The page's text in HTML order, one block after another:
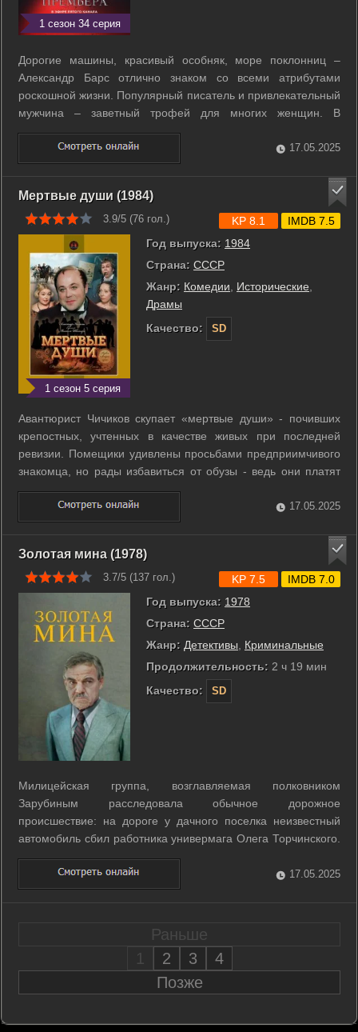
1 сезон 34 серия
Дорогие машины, красивый особняк, море поклонниц –
Александр Барс отлично знаком со всеми атрибутами
роскошной жизни. Популярный писатель и привлекательный
мужчина – заветный трофей для многих женщин. В
настоящее время он живет в загородном доме вместе с
матерью – Дианой Валентиновной и дочерью, за его
плечами два брака, растущие тиражи ...
17.05.2025
Мертвые души (1984)
3.9/5 (76 гол.)
1 сезон 5 серия
Год выпуска: 1984
Страна: СССР
Жанр: Комедии, Исторические,
Драмы
Качество:
SD
KP 8.1 IMDB 7.5
Авантюрист Чичиков скупает «мертвые души» - почивших
крепостных, учтенных в качестве живых при последней
ревизии. Помещики удивлены просьбами предприимчивого
знакомца, но рады избавиться от обузы - ведь они платят
налоги за учтенных в ревизских сказках крестьян как за
живых. В дальнейшем Павел Иванович планирует
совершить с купчими ряд махинаций и ...
17.05.2025
Золотая мина (1978)
3.7/5 (137 гол.)
Год выпуска: 1978
Страна: СССР
Жанр: Детективы
Криминальные
Продолжительность: 2 ч 19 мин
Качество:
SD
KP 7.5 IMDB 7.0
Милицейская группа, возглавляемая полковником
Зарубиным расследовала обычное дорожное
происшествие: на дороге у дачного поселка неизвестный
автомобиль сбил работника универмага Олега Торчинского.
А через пару дней архитектор Дроздовский обратился в
милицию с заявлением, что кто-то следит за его дачей... ...
17.05.2025
Раньше
1
2 3
4
Позже